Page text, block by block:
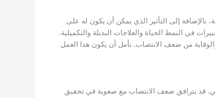
إلى التأثير الذي يمكن أن يكون له على
في النمط الحياة والعلاجات البديلة والتكميلية.
من ضعف الانتصاب. نأمل أن يكون هذا العمل
قد يترافق ضعف الانتصاب مع صعوبة في تحقيق